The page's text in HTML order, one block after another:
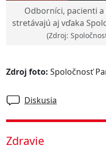
Odborníci, pacienti
stretávajú aj vďaka
(Zdroj:
Zdroj foto: Spoločnosť
Diskusia
Zdravie